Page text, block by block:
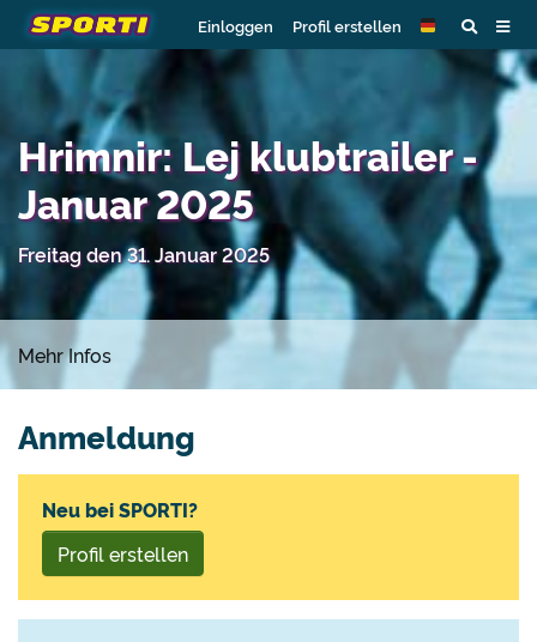
Einloggen Profil erstellen
Hrimnir: Lej klubtrailer -
Januar 2025
Freitag den 31. Januar 2025
Mehr Infos
Anmeldung
Neu bei SPORTI?
Profil erstellen